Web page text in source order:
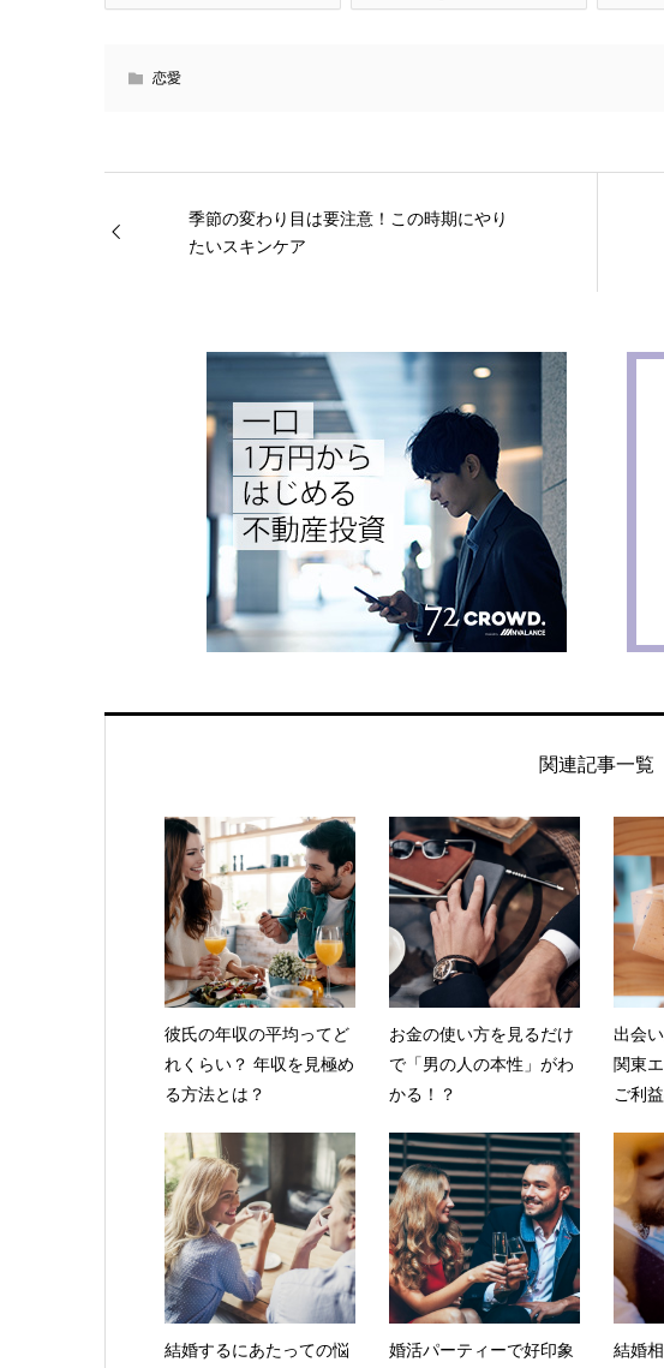
恋愛
季節の変わり目は要注意！この時期にやり
たいスキンケア
関連記事一覧
彼氏の年収の平均ってど
れくらい？ 年収を見極め
る方法とは？
お金の使い方を見るだけ
で「男の人の本性」がわ
かる！？
出会
関東
ご利
結婚するにあたっての悩
婚活パーティーで好印象
結婚